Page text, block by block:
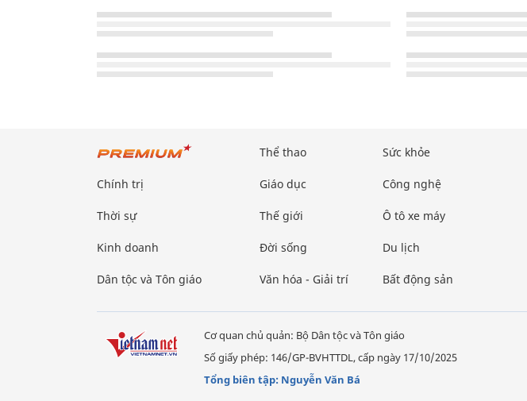
Chính trị
Thời sự
Kinh doanh
Dân tộc và Tôn giáo
Thể thao
Giáo dục
Thế giới
Đời sống
Văn hóa - Giải trí
Sức khỏe
Công nghệ
Ô tô xe máy
Du lịch
Bất động sản
Cơ quan chủ quản: Bộ Dân tộc và Tôn giáo
Số giấy phép: 146/GP-BVHTTDL, cấp ngày 17/10/2025
Tổng biên tập: Nguyễn Văn Bá